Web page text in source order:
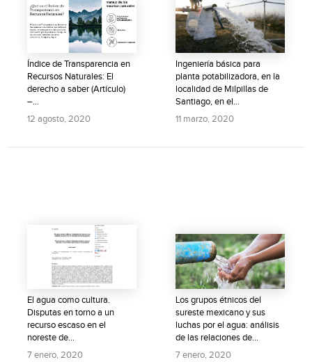
Índice de Transparencia en
Recursos Naturales: El
derecho a saber (Artículo)
–...
12 agosto, 2020
Ingeniería básica para
planta potabilizadora, en la
localidad de Milpillas de
Santiago, en el...
11 marzo, 2020
El agua como cultura.
Disputas en torno a un
recurso escaso en el
noreste de...
7 enero, 2020
Los grupos étnicos del
sureste mexicano y sus
luchas por el agua: análisis
de las relaciones de...
7 enero, 2020